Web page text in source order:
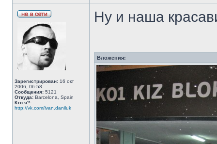
Зарегистрирован: 16 окт
2006, 06:58
Сообщения: 5121
Откуда: Barcelona, Spain
Кто я?:
http://vk.com/ivan.daniluk
Ну и наша
Вложения: